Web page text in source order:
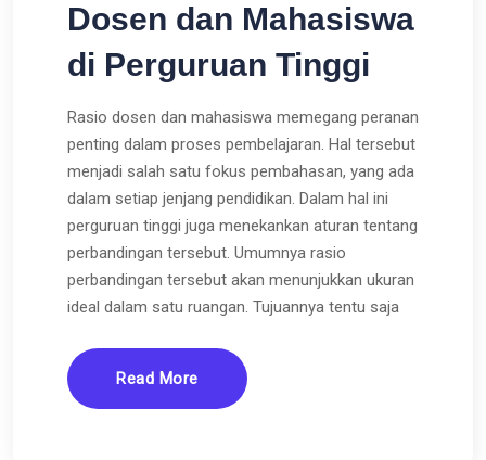
Dosen dan Mahasiswa
di Perguruan Tinggi
Rasio dosen dan mahasiswa memegang peranan
penting dalam proses pembelajaran. Hal tersebut
menjadi salah satu fokus pembahasan, yang ada
dalam setiap jenjang pendidikan. Dalam hal ini
perguruan tinggi juga menekankan aturan tentang
perbandingan tersebut. Umumnya rasio
perbandingan tersebut akan menunjukkan ukuran
ideal dalam satu ruangan. Tujuannya tentu saja
Read More